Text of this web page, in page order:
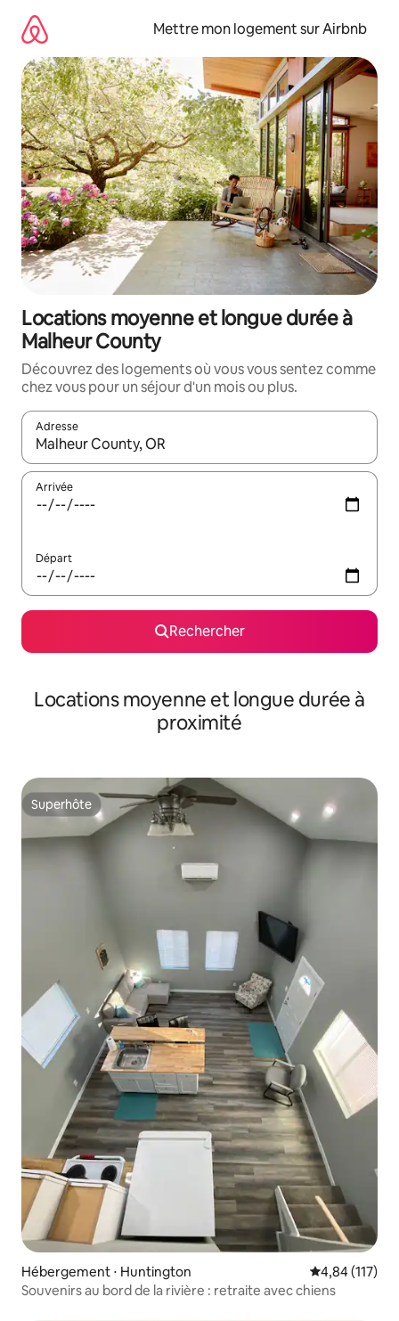
directement
contenu
Mettre mon logement sur Airbnb
Locations moyenne et longue durée à
Malheur County
Découvrez des logements où vous vous sentez comme
chez vous pour un séjour d'un mois ou plus.
Adresse
Lorsque les résultats s'affichent, utilisez les flèches vers le
Arrivée
Départ
Rechercher
Locations moyenne et longue durée à
proximité
Superhôte
Superhôte
Hébergement ⋅ Huntington Évaluation
4,84 (117)
Souvenirs au bord de la rivière : retraite avec chiens